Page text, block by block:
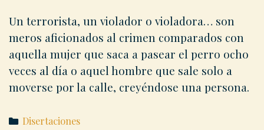
Un terrorista, un violador o violadora… son
meros aficionados al crimen comparados con
aquella mujer que saca a pasear el perro ocho
veces al día o aquel hombre que sale solo a
moverse por la calle, creyéndose una persona.
Categories
Disertaciones